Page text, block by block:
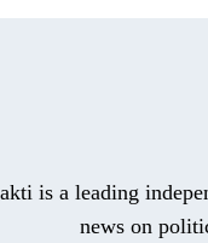
is a leading
news on